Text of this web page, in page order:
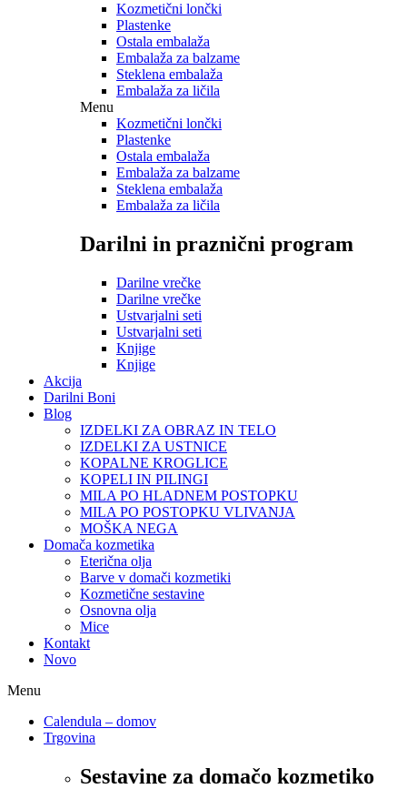
Kozmetični lončki
Plastenke
Ostala embalaža
Embalaža za balzame
Steklena embalaža
Embalaža za ličila
Menu
Kozmetični lončki
Plastenke
Ostala embalaža
Embalaža za balzame
Steklena embalaža
Embalaža za ličila
Darilni in praznični program
Darilne vrečke
Darilne vrečke
Ustvarjalni seti
Ustvarjalni seti
Knjige
Knjige
Akcija
Darilni Boni
Blog
IZDELKI ZA OBRAZ IN TELO
IZDELKI ZA USTNICE
KOPALNE KROGLICE
KOPELI IN PILINGI
MILA PO HLADNEM POSTOPKU
MILA PO POSTOPKU VLIVANJA
MOŠKA NEGA
Domača kozmetika
Eterična olja
Barve v domači kozmetiki
Kozmetične sestavine
Osnovna olja
Mice
Kontakt
Novo
Menu
Calendula – domov
Trgovina
Sestavine za domačo kozmetiko